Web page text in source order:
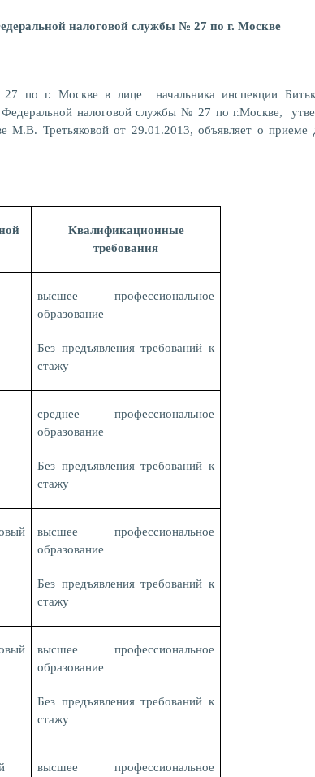
налоговой службы № 27 по г. Москве
по г. Москве в лице начальника инспекции
налоговой службы № 27 по г.Москве,
М.В. Третьяковой от 29.01.2013, объявляет о приеме
Квалификационные
требования
высшее профессиональное
образование
Без предъявления требований к
стажу
среднее профессиональное
образование
Без предъявления требований к
стажу
высшее профессиональное
образование
Без предъявления требований к
стажу
высшее профессиональное
образование
Без предъявления требований к
стажу
высшее профессиональное